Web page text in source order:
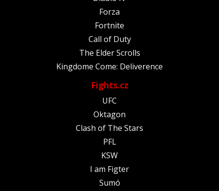
Forza
Fortnite
Call of Duty
The Elder Scrolls
Kingdome Come: Deliverence
Fights.cz
UFC
Oktagon
Clash of The Stars
PFL
KSW
I am Figter
Sumó